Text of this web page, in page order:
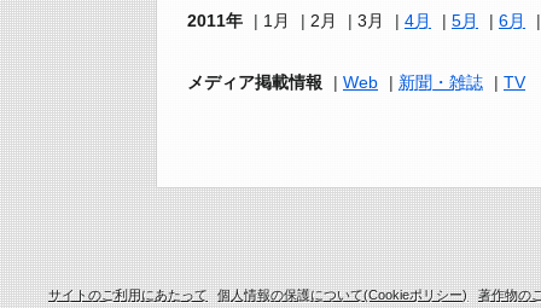
2011年 1月 2月 3月 4月 5月 6月
メディア掲載情報 Web 新聞・雑誌 TV
サイトのご利用にあたって 個人情報の保護について(Cookieポリシー) 著作物の